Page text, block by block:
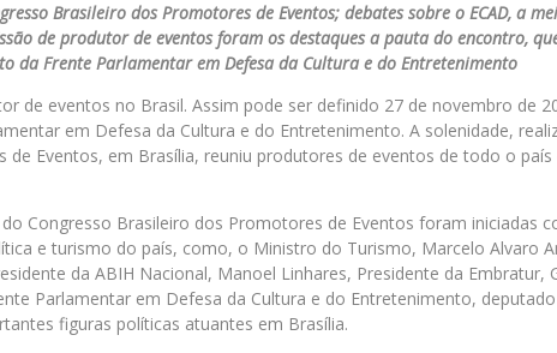
Brasileiro dos Promotores de Eventos; debates sobre o ECAD, a
de produtor de eventos foram os destaques a pauta do encontro,
da Frente Parlamentar em Defesa da Cultura e do Entretenimento
de eventos no Brasil. Assim pode ser definido 27 de novembro de
em Defesa da Cultura e do Entretenimento. A solenidade,
de Eventos, em Brasília, reuniu produtores de eventos de todo o país
Congresso Brasileiro dos Promotores de Eventos foram iniciadas
e turismo do país, como, o Ministro do Turismo, Marcelo Alvaro
da ABIH Nacional, Manoel Linhares, Presidente da Embratur,
Parlamentar em Defesa da Cultura e do Entretenimento,
figuras políticas atuantes em Brasília.